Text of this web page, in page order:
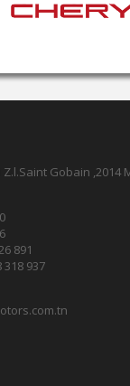
Gobain ,2014
891
318 937